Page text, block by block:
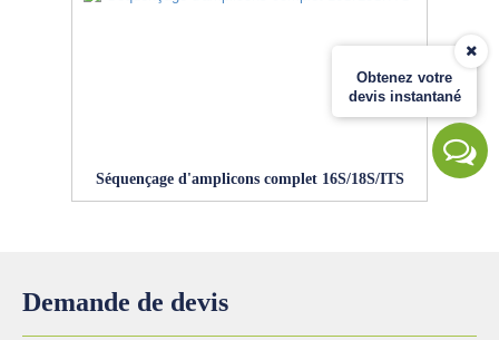
Obtenez votre
devis instantané
Séquençage d'amplicons complet 16S/18S/ITS
Demande de devis